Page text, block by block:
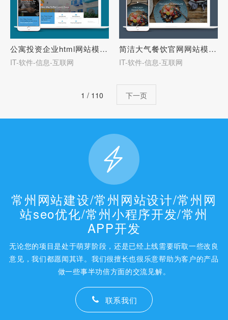
公寓投资企业html网站模板下载-27678
IT-软件-信息-互联网
简洁大气餐饮官网网站模板下载-27677
IT-软件-信息-互联网
1 / 110 下一页
常州网站建设/常州网站设计/常州网
站seo优化/常州小程序开发/常州
APP开发
无论您的项目是处于萌芽阶段，还是已经上线需要听取一些改良
意见，我们都愿闻其详。我们很擅长也很乐意帮助为客户的产品
做一些事半功倍方面的交流见解。
联系我们